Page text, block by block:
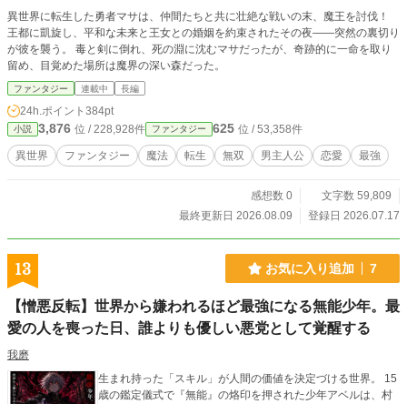
異世界に転生した勇者マサは、仲間たちと共に壮絶な戦いの末、魔王を討伐！
王都に凱旋し、平和な未来と王女との婚姻を約束されたその夜――突然の裏切り
が彼を襲う。 毒と剣に倒れ、死の淵に沈むマサだったが、奇跡的に一命を取り
留め、目覚めた場所は魔界の深い森だった。
ファンタジー 連載中 長編
24h.ポイント 384pt
小説 3,876 位 / 228,928件 ファンタジー 625 位 / 53,358件
異世界 ファンタジー 魔法 転生 無双 男主人公 恋愛 最強
感想数 0
文字数 59,809
最終更新日 2026.08.09
登録日 2026.07.17
13 お気に入り追加 7
【憎悪反転】世界から嫌われるほど最強になる無能少年。最
愛の人を喪った日、誰よりも優しい悪党として覚醒する
我磨
​生まれ持った「スキル」が人間の価値を決定づける世界。 15
歳の鑑定儀式で『無能』の烙印を押された少年アベルは、村